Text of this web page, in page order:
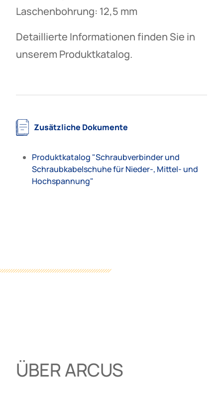
Laschenbohrung: 12,5 mm
Detaillierte Informationen finden Sie in
unserem Produktkatalog.
Zusätzliche Dokumente
Produktkatalog "Schraubverbinder und
Schraubkabelschuhe für Nieder-, Mittel- und
Hochspannung"
ÜBER ARCUS